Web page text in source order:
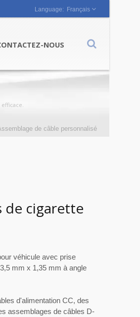
Français
NOUS
de câble personnalisé
de cigarette
véhicule avec prise
mm x 1,35 mm à angle
d'alimentation CC, des
assemblages de câbles D-